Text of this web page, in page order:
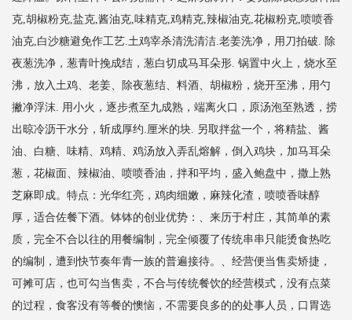
克,胡椒粉克,盐克,酱油克,味精克,鸡精克,辣椒油克,花椒粉克,喷喷香
油克,白沙糖避免作工艺.土鸡宰杀清洗清洁.老姜洗净，用刀拍破. 除
夜葱洗净，葱青叶挽成结，葱白切成马耳朵形. 锅置中火上，烧水至
沸，放入土鸡、老姜、除夜葱结、料酒、胡椒粉，烧开至沸，用勺
撇净浮沫. 用小火，逐步煮至九成熟，端离火口，原汤泡至熟透，捞
出晾冷沥干水分，斩成厚约.厘米的块. 另取拌盆一个，将精盐、酱
油、白糖、味精、鸡精、鸡汤放入弄乱熔解，倒入鸡块，加马耳朵
葱，花椒面、辣椒油、喷喷香油，拌和平均，盛入鲍盘中，撒上熟
芝麻即成。特点：光华红亮，鸡肉细嫩，麻辣化渣，喷喷香味醇
厚，适合佐餐下酒。钵钵的创业优势：、来历于村庄，其简单的素
质，完全不合以往的用餐编制，完全倾覆了传统串串只能烫食热吃
的编制，遭到快节奏年青一族的普遍接待。、经营便当售卖矫捷，
可摊可店，也可勾当售卖，不合与传统餐饮的经营模式，没有点菜
的过程，食客没有等餐的懊恼，不需要良多的的处事人员，口胃选